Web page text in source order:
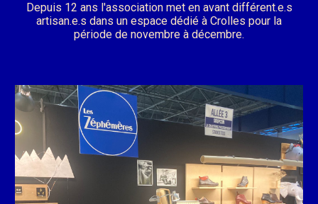
Depuis 12 ans l'association met en avant différent.e.s
artisan.e.s dans un espace dédié à Crolles pour la
période de novembre à décembre.